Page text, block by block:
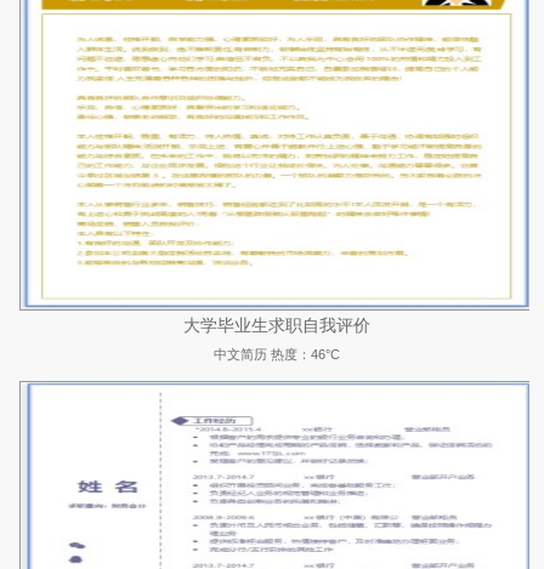
大学毕业生求职自我评价
中文简历 热度：46°C